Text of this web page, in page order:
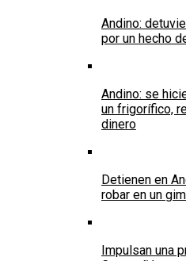
Andino:
por un hecho
Andino: se
un frigorífico,
dinero
Detienen en
robar en un
Impulsan una